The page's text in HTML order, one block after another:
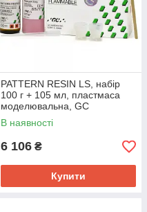
PATTERN RESIN LS, набір
100 г + 105 мл, пластмаса
моделювальна, GC
В наявності
6 106 ₴
Купити